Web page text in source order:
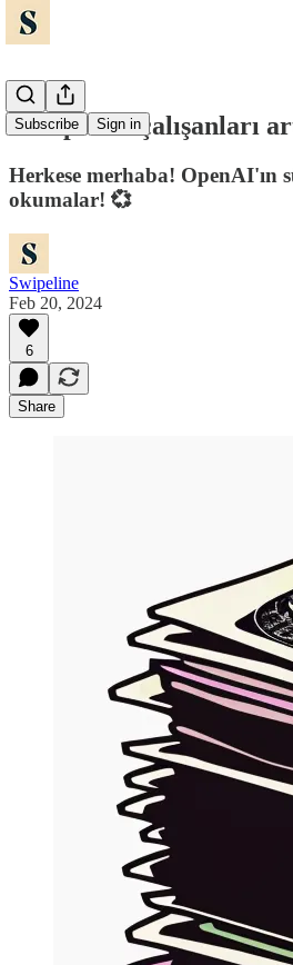
Subscribe Sign in
💸 OpenAI çalışanları
Herkese merhaba! OpenAI'ın
okumalar! 💞
Swipeline
Feb 20, 2024
6
Share